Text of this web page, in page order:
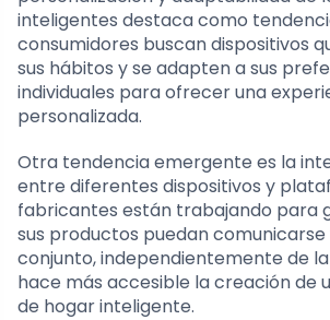
inteligentes destaca como
consumidores buscan dispositivos
sus hábitos y se adapten a sus
individuales para ofrecer una
personalizada.
Otra tendencia emergente es la
entre diferentes dispositivos y
fabricantes están trabajando para
sus productos puedan
conjunto, independientemente de
hace más accesible la creación de
de hogar inteligente.